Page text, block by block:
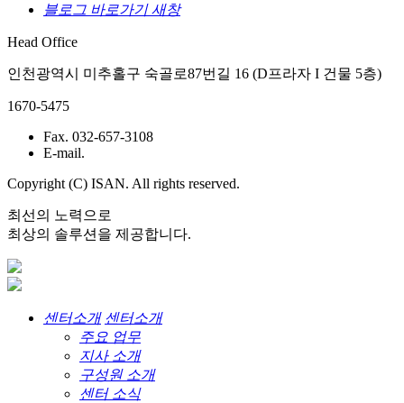
블로그 바로가기 새창
Head Office
인천광역시 미추홀구 숙골로87번길 16 (D프라자 I 건물 5층)
1670-5475
Fax. 032-657-3108
E-mail.
Copyright (C) ISAN. All rights reserved.
최선의 노력으로
최상의 솔루션을 제공합니다.
센터소개 센터소개
주요 업무
지사 소개
구성원 소개
센터 소식